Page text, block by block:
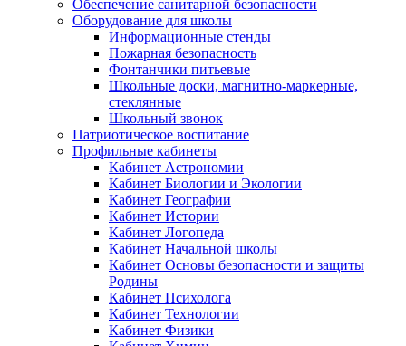
Обеспечение санитарной безопасности
Оборудование для школы
Информационные стенды
Пожарная безопасность
Фонтанчики питьевые
Школьные доски, магнитно-маркерные,
стеклянные
Школьный звонок
Патриотическое воспитание
Профильные кабинеты
Кабинет Астрономии
Кабинет Биологии и Экологии
Кабинет Географии
Кабинет Истории
Кабинет Логопеда
Кабинет Начальной школы
Кабинет Основы безопасности и защиты
Родины
Кабинет Психолога
Кабинет Технологии
Кабинет Физики